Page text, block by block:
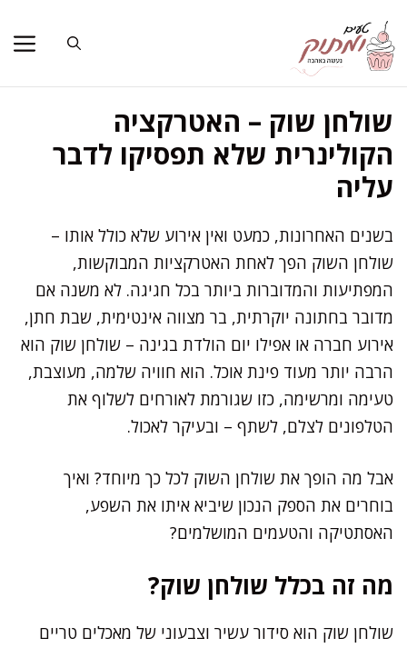
לתוכן
שולחן שוק – האטרקציה
הקולינרית שלא תפסיקו לדבר
עליה
בשנים האחרונות, כמעט ואין אירוע שלא כולל אותו –
שולחן השוק הפך לאחת האטרקציות המבוקשות,
המפתיעות והמדוברות ביותר בכל חגיגה. לא משנה אם
מדובר בחתונה יוקרתית, בר מצווה אינטימית, שבת חתן,
אירוע חברה או אפילו יום הולדת בגינה – שולחן שוק הוא
הרבה יותר מעוד פינת אוכל. הוא חוויה שלמה, מעוצבת,
טעימה ומרשימה, כזו שגורמת לאורחים לשלוף את
הטלפונים לצלם, לשתף – ובעיקר לאכול.
אבל מה הופך את שולחן השוק לכל כך מיוחד? ואיך
בוחרים את הספק הנכון שיביא איתו את השפע,
האסתטיקה והטעמים המושלמים?
מה זה בכלל שולחן שוק?
שולחן שוק הוא סידור עשיר וצבעוני של מאכלים טריים